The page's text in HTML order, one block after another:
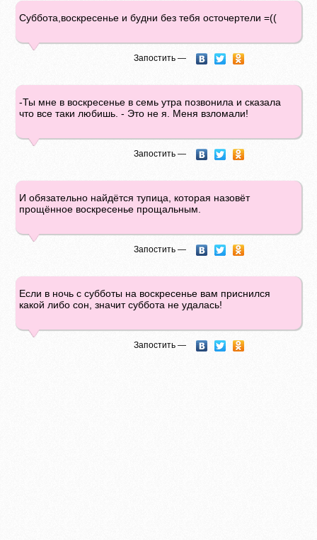
Суббота,воскресенье и будни без тебя осточертели =((
Запостить —
-Ты мне в воскресенье в семь утра позвонила и сказала
что все таки любишь. - Это не я. Меня взломали!
Запостить —
И обязательно найдётся тупица, которая назовёт
прощённое воскресенье прощальным.
Запостить —
Если в ночь с субботы на воскресенье вам приснился
какой либо сон, значит суббота не удалась!
Запостить —